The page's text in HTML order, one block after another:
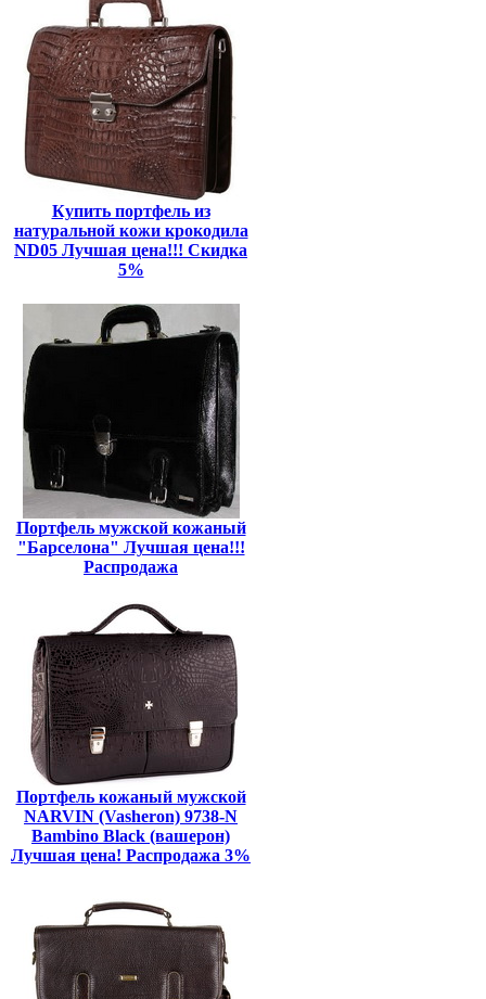
Купить портфель из
натуральной кожи крокодила
ND05 Лучшая цена!!! Скидка
5%
Портфель мужской кожаный
"Барселона" Лучшая цена!!!
Распродажа
Портфель кожаный мужской
NARVIN (Vasheron) 9738-N
Bambino Black (вашерон)
Лучшая цена! Распродажа 3%